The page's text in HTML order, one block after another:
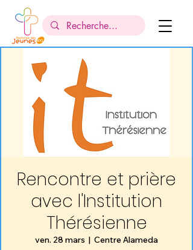
Rencontre et prière
avec l'Institution
Thérésienne
ven. 28 mars
  |
Centre Alameda